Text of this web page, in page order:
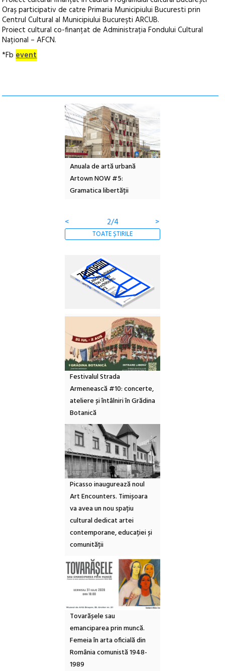
Oraș participativ de catre Primaria Municipiului Bucuresti prin
Centrul Cultural al Municipiului Bucureşti ARCUB.
Proiect cultural co-finanțat de Administrația Fondului Cultural
Național – AFCN.
*Fbevent
Anuala de artă urbană
Artown NOW #5:
Gramatica libertății
< 2/4 >
TOATE ȘTIRILE
Festivalul Strada
Armenească #10: concerte,
ateliere și întâlniri în Grădina
Botanică
Picasso inaugurează noul
Art Encounters. Timișoara
va avea un nou spațiu
cultural dedicat artei
contemporane, educației și
comunității
Tovarășele sau
emanciparea prin muncă.
Femeia în arta oficială din
România comunistă 1948-
1989